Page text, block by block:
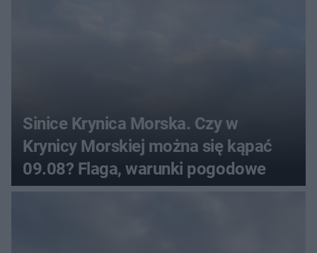
Sinice Krynica Morska. Czy w
Krynicy Morskiej można się kąpać
09.08? Flaga, warunki pogodowe